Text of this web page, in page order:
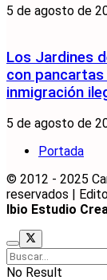
5 de agosto de
Los Jardines
con
inmigración
5 de agosto de
Portada
© 2012 - 2025
reservados |
Ibio Estudio
No Result